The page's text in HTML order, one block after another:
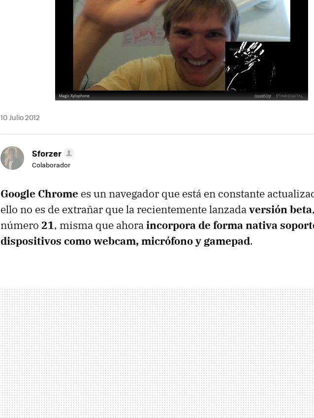
10 Julio 2012
Sforzer
Colaborador
Google Chrome es un navegador que está en constante
ello no es de extrañar que la recientemente lanzadaversión beta
número 21, misma que ahoraincorpora de forma nativa
dispositivos como webcam, micrófono y gamepad.